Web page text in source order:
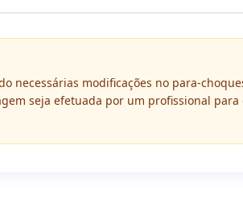
necessárias modificações no para-
seja efetuada por um profissional